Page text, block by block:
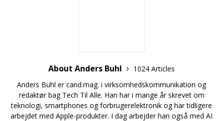
About Anders Buhl
1024 Articles
Anders Buhl er cand.mag. i virksomhedskommunikation og
redaktør bag Tech Til Alle. Han har i mange år skrevet om
teknologi, smartphones og forbrugerelektronik og har tidligere
arbejdet med Apple-produkter. I dag arbejder han også med AI